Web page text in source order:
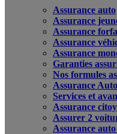
Assurance auto
Assurance
Assurance
Assurance
Assurance
Garanties
Nos formules
Assurance
Services et
Assurance
Assurer 2
Assurance